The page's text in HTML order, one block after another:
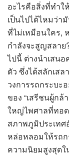
อะไรคือสิ่งที่ทำใ
เป็นไปได้ไหมว่า
ที่ไม่เหมือนใคร,
กำลังจะสูญสลาย
ไปนี้ ต่างนำเสน
ตัว ซึ่งได้สลักเส
วงการรถกระบะ
ของ “เสรีชนผู้ก
ใหญ่ไพศาลที่ทอด
สภาพภูมิประเท
หล่อหลอมให้รถก
ความนิยมสูงสุด